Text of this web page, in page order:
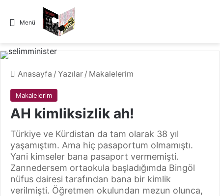
Menü
Anasayfa / Yazılar / Makalelerim
Makalelerim
AH kimliksizlik ah!
Türkiye ve Kürdistan da tam olarak 38 yıl
yaşamıştım. Ama hiç pasaportum olmamıştı.
Yani kimseler bana pasaport vermemişti.
Zannedersem ortaokula başladığımda Bingöl
nüfus dairesi tarafından bana bir kimlik
verilmişti. Öğretmen okulundan mezun olunca,